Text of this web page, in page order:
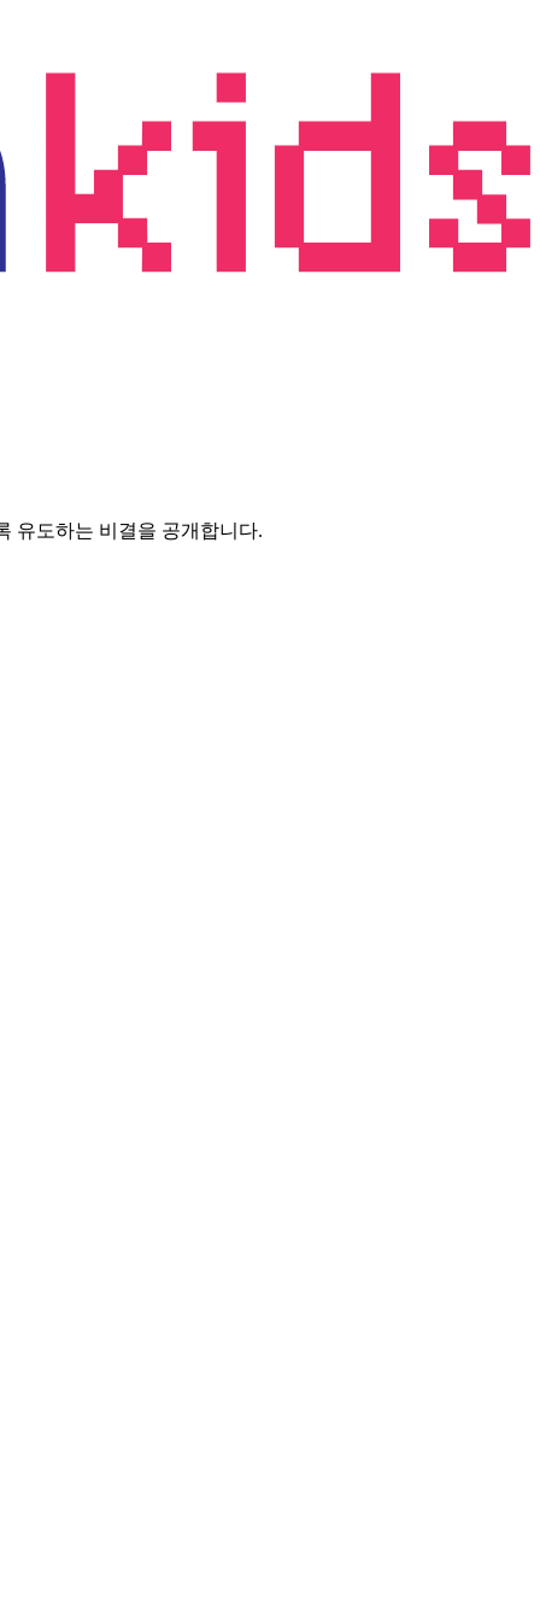
유도하는 비결을 공개합니다.